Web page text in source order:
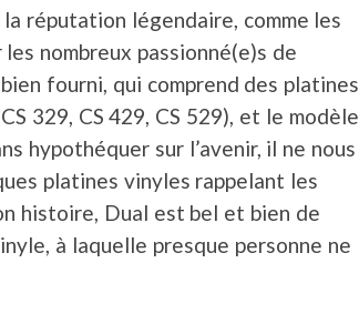
réputation légendaire, comme les
nombreux passionné(e)s de
fourni, qui comprend des platines
329, CS 429, CS 529), et le modèle
hypothéquer sur l’avenir, il ne nous
platines vinyles rappelant les
histoire, Dual est bel et bien de
à laquelle presque personne ne